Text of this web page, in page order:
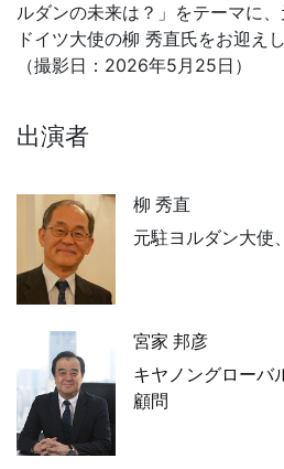
ルダンの未来は？」をテーマに
ドイツ大使の柳 秀直氏をお迎え
（撮影日：2026年5月25日）
出演者
柳 秀直
元駐ヨルダン大使
宮家 邦彦
キヤノングローバ
顧問